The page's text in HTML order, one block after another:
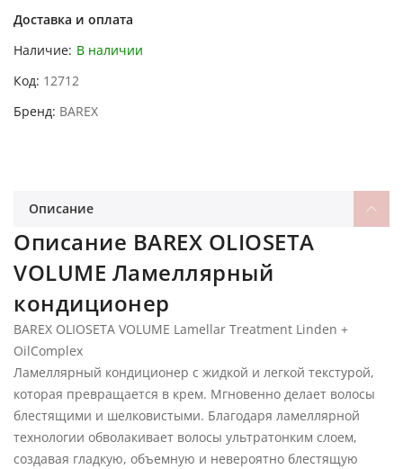
Доставка и оплата
Наличие: В наличии
Код 12712
Бренд BAREX
Описание
Описание BAREX OLIOSETA
VOLUME Ламеллярный
кондиционер
BAREX OLIOSETA VOLUME Lamellar Treatment Linden +
OilComplex
Ламеллярный кондиционер с жидкой и легкой текстурой,
которая превращается в крем. Мгновенно делает волосы
блестящими и шелковистыми. Благодаря ламеллярной
технологии обволакивает волосы ультратонким слоем,
создавая гладкую, объемную и невероятно блестящую